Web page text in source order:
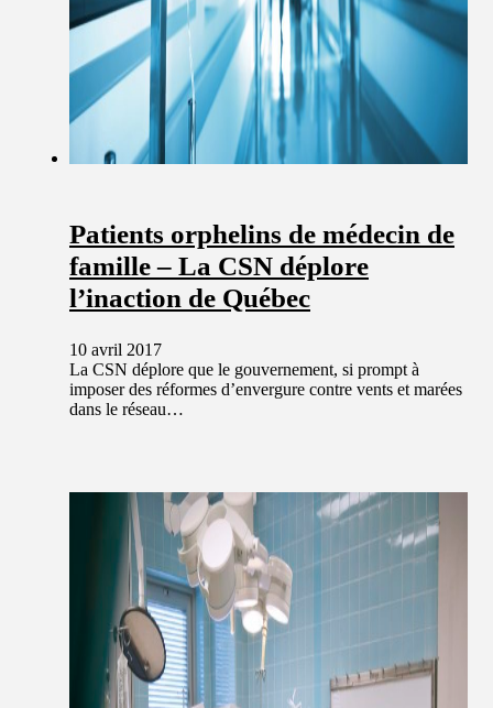
Patients orphelins de médecin de
famille – La CSN déplore
l’inaction de Québec
10 avril 2017
La CSN déplore que le gouvernement, si prompt à
imposer des réformes d’envergure contre vents et marées
dans le réseau…